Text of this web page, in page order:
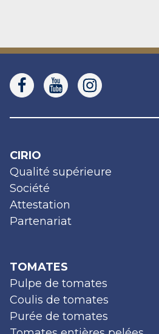
CIRIO
Qualité supérieure
Société
Attestation
Partenariat
TOMATES
Pulpe de tomates
Coulis de tomates
Purée de tomates